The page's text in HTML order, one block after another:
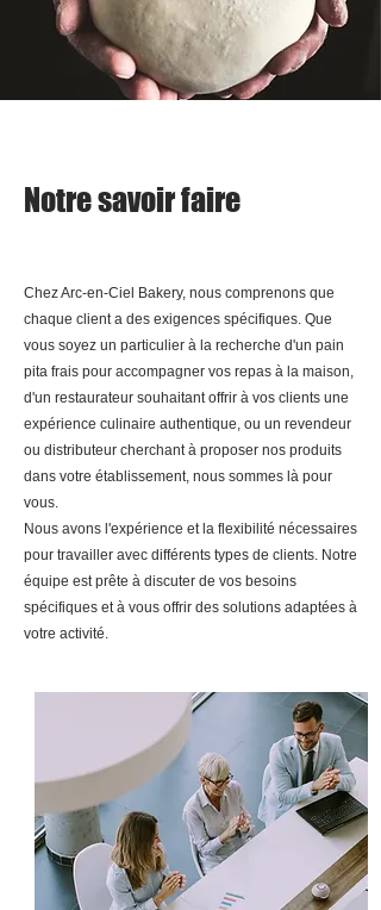
Notre savoir faire
Chez Arc-en-Ciel Bakery, nous comprenons que
chaque client a des exigences spécifiques. Que
vous soyez un particulier à la recherche d'un pain
pita frais pour accompagner vos repas à la maison,
d'un restaurateur souhaitant offrir à vos clients une
expérience culinaire authentique, ou un revendeur
ou distributeur cherchant à proposer nos produits
dans votre établissement, nous sommes là pour
vous.
Nous avons l'expérience et la flexibilité nécessaires
pour travailler avec différents types de clients. Notre
équipe est prête à discuter de vos besoins
spécifiques et à vous offrir des solutions adaptées à
votre activité.